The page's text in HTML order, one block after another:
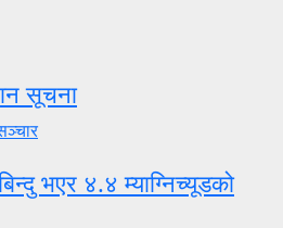
सूचना
भएर ४.४ म्याग्निच्यूडको